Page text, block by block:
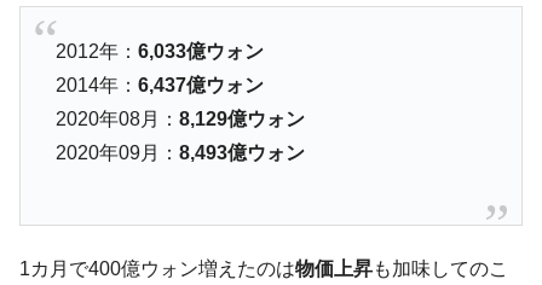
『Money1』
米国下院「韓国の公務員個人をターゲット
にぶん殴る法案」提出！⇒ クーパン問題は合衆国企業に対
する差別。許してはおかぬ
『Money1』
韓国ボンクラ政策室長･金容範、株価暴落に
他人事のような発言。
塊！
Fact1
夏の甲子園、優勝校を最も多く輩出している都道
2012年： 6,033億ウォン
2014年： 6,437億ウォン
2020年08月： 8,129億ウォン
2020年09月： 8,493億ウォン
1カ月で400億ウォン増えたのは物価上昇も加味してのこ